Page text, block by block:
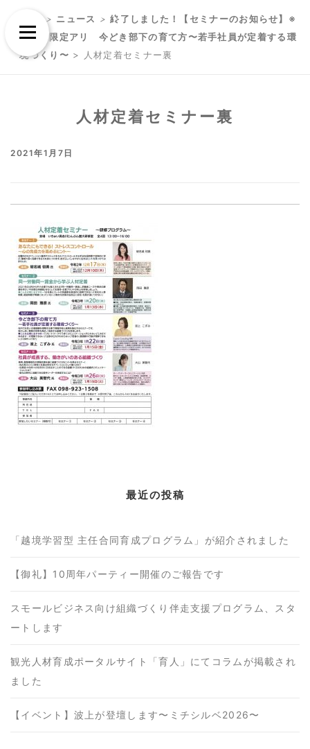
Menu
> ニュース >終了しました！【セミナーのお知らせ】※
対象者限定アリ 今どき部下の育て方〜若手社員が定着する環
境づくり〜 > 人材定着セミナー裏
人材定着セミナー裏
2021年1月7日
最近の投稿
「越境学習型 主任合同育成プログラム」が紹介されました
【御礼】10周年パーティー開催のご報告です
スモールビジネス向け組織づくり伴走支援プログラム、スタ
ートします
観光人材育成ポータルサイト「育人」にてコラムが掲載され
ました
【イベント】波上が登壇します〜ミチシルベ2026〜